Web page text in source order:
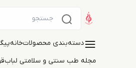
دسته‌بندی محصولاتخانه
مجله طب سنتی و سلامتی لباب